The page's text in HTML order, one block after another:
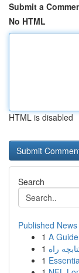
Submit a
No HTML
HTML is disabled
Search
Published News
1 A
1
1